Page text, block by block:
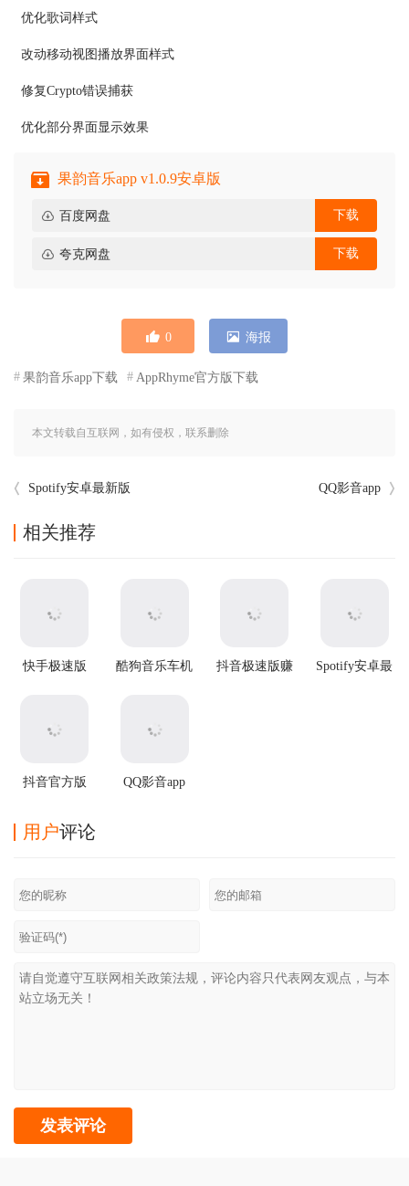
优化歌词样式
改动移动视图播放界面样式
修复Crypto错误捕获
优化部分界面显示效果
果韵音乐app v1.0.9安卓版
百度网盘 下载
夸克网盘 下载
0 海报
果韵音乐app下载 AppRhyme官方版下载
本文转载自互联网，如有侵权，联系删除
Spotify安卓最新版 QQ影音app
相关推荐
快手极速版
酷狗音乐车机
抖音极速版赚
Spotify安卓最
抖音官方版 QQ影音app
用户评论